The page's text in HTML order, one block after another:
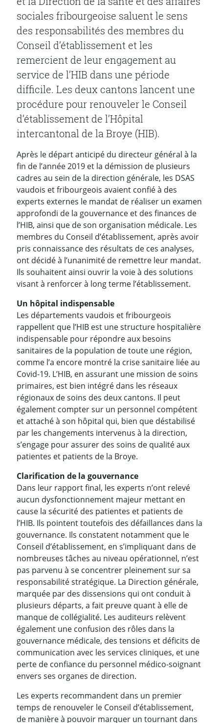
sociales fribourgeoise saluent le sens
des responsabilités des membres du
Conseil d’établissement et les
remercient de leur engagement au
service de l’HIB dans une période
difficile. Les deux cantons lancent une
procédure pour renouveler le Conseil
d’établissement de l’Hôpital
intercantonal de la Broye (HIB).
Après le départ anticipé du directeur général à la
fin de l’année 2019 et la démission de plusieurs
cadres au sein de la direction générale, les DSAS
vaudois et fribourgeois avaient confié à des
experts externes le mandat de réaliser un examen
approfondi de la gouvernance et des finances de
l’HIB, ainsi que de son organisation médicale. Les
membres du Conseil d’établissement, après avoir
pris connaissance des résultats de ces analyses,
ont décidé à l’unanimité de remettre leur mandat.
Ils souhaitent ainsi ouvrir la voie à des solutions
visant à renforcer à long terme l’établissement.
Un hôpital indispensable
Les départements vaudois et fribourgeois
rappellent que l’HIB est une structure hospitalière
indispensable pour répondre aux besoins
sanitaires de la population de toute une région,
comme l’a encore montré la crise sanitaire liée au
Covid-19. L’HIB, en assurant une mission de soins
primaires, est bien intégré dans les réseaux
régionaux de soins des deux cantons. Il peut
également compter sur un personnel compétent
et attaché à son hôpital qui, bien que déstabilisé
par les changements intervenus à la direction,
s’engage pour assurer des soins de qualité aux
patientes et patients de la Broye.
Clarification de la gouvernance
Dans leur rapport final, les experts n’ont relevé
aucun dysfonctionnement majeur mettant en
cause la sécurité des patientes et patients de
l’HIB. Ils pointent toutefois des défaillances dans la
gouvernance. Ils constatent notamment que le
Conseil d’établissement, en s’impliquant dans de
nombreuses tâches au niveau opérationnel, n’est
pas parvenu à se concentrer pleinement sur sa
responsabilité stratégique. La Direction générale,
marquée par des dissensions qui ont conduit à
plusieurs départs, a fait preuve quant à elle de
manque de collégialité. Les auditeurs relèvent
également une confusion des rôles dans la
gouvernance médicale, des tensions et déficits de
communication avec les services cliniques, et une
perte de confiance du personnel médico-soignant
envers ses organes de direction.
Les experts recommandent dans un premier
temps de renouveler le Conseil d’établissement,
de manière à pouvoir marquer un tournant dans